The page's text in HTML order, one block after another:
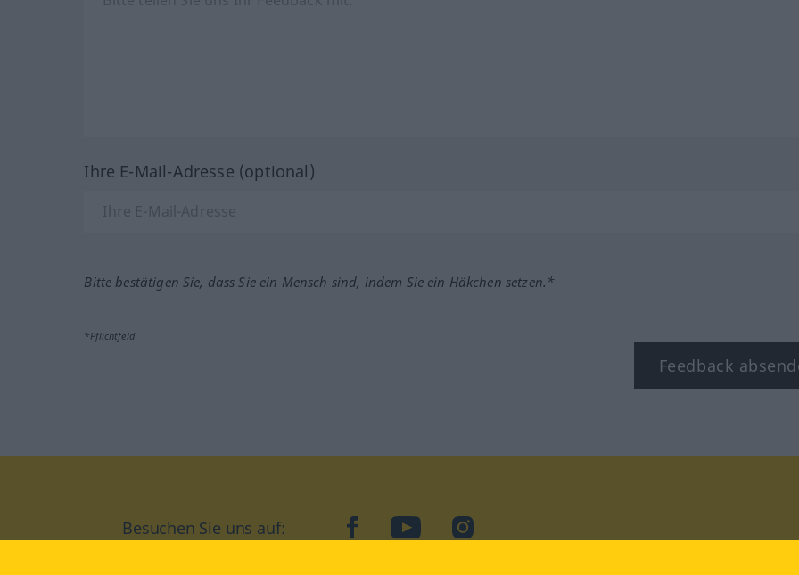
Ihre E-Mail-Adresse (optional)
Bitte bestätigen Sie, dass Sie ein Mensch sind, indem Sie ein Häkchen setzen.*
*Pflichtfeld
Feedback
Besuchen Sie uns auf: facebookYouTubeInstagram